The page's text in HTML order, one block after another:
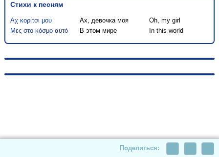
Стихи к песням
Αχ κορίτσι μου Ах, девочка моя
Oh, my girl
Μες στο κόσμο αυτό
В этом мире In this world
Поделиться: